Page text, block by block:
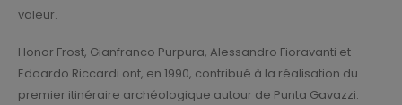
valeur.
Honor Frost, Gianfranco Purpura, Alessandro Fioravanti et
Edoardo Riccardi ont, en 1990, contribué à la réalisation du
premier itinéraire archéologique autour de Punta Gavazzi.